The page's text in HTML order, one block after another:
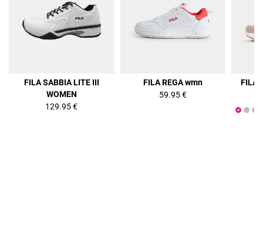
FILA SABBIA LITE III
WOMEN
129.95 €
FILA REGA wmn
59.95 €
FILA